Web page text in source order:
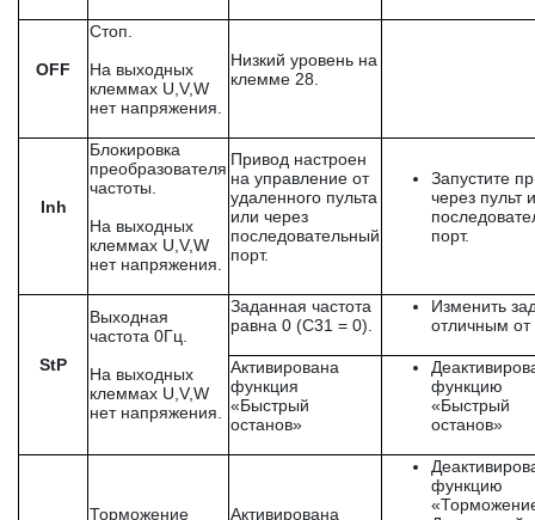
OFF
Стоп.
На выходных
клеммах U,V,W
нет напряжения.
Низкий уровень на
клемме 28.
Inh
Блокировка
преобразователя
частоты.
На выходных
клеммах U,V,W
нет напряжения.
Привод настроен
на управление от
удаленного пульта
или через
последовательный
порт.
Запустите
через пульт
порт.
StP
Выходная
частота 0Гц.
На выходных
клеммах U,V,W
нет напряжения.
Заданная частота
равна 0 (С31 = 0).
Изменить
отличным от
Активирована
функция
«Быстрый
останов»
функцию
«Быстрый
останов»
Торможение
Активирована
функцию